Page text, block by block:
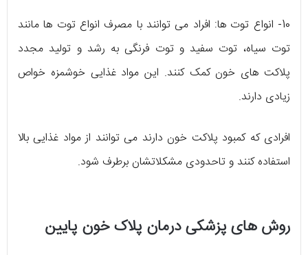
10- انواع توت ها: افراد می توانند با مصرف انواع توت ها مانند
توت سیاه، توت سفید و توت فرنگی به رشد و تولید مجدد
پلاکت های خون کمک کنند. این مواد غذایی خوشمزه خواص
زیادی دارند.
افرادی که کمبود پلاکت خون دارند می توانند از مواد غذایی بالا
استفاده کنند و تاحدودی مشکلاتشان برطرف شود.
روش های پزشکی درمان پلاک خون پایین